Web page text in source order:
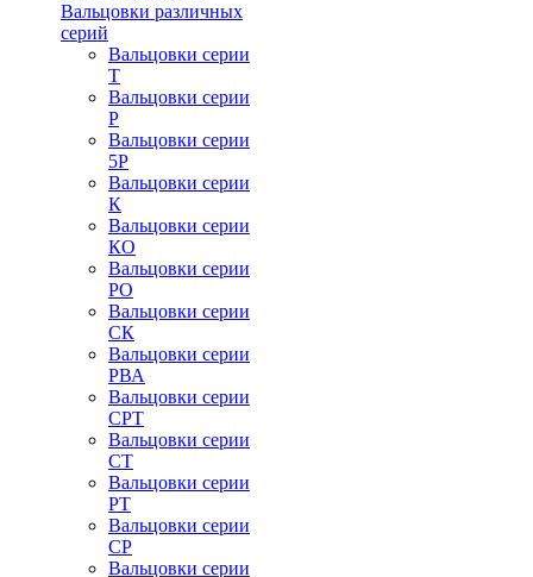
Вальцовки различных
серий
Вальцовки серии
Т
Вальцовки серии
Р
Вальцовки серии
5Р
Вальцовки серии
К
Вальцовки серии
КО
Вальцовки серии
РО
Вальцовки серии
СК
Вальцовки серии
РВА
Вальцовки серии
СРТ
Вальцовки серии
СТ
Вальцовки серии
РТ
Вальцовки серии
СР
Вальцовки серии